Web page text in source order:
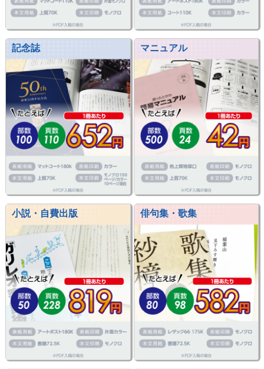
記念誌 マニュアル
小説・自費出版 俳句集・歌集